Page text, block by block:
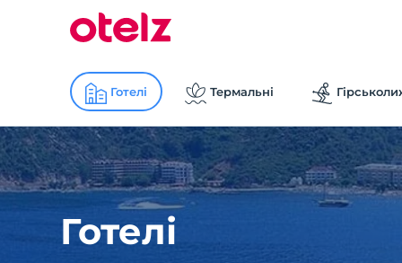
Готелі Термальні
Готелі